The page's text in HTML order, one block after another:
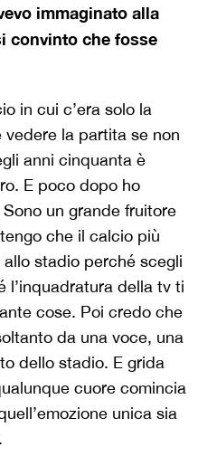
immaginato alla
convinto che fosse
in cui c’era solo la
la partita se non
anni cinquanta è
E poco dopo ho
un grande fruitore
che il calcio più
stadio perché scegli
l’inquadratura della tv ti
cose. Poi credo che
da una voce, una
dello stadio. E grida
cuore comincia
unica sia